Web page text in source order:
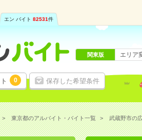
エン バイト 82531件
0 保存した希望条件
関東版 エリア
東京都のアルバイト・バイト一覧 武蔵野市の